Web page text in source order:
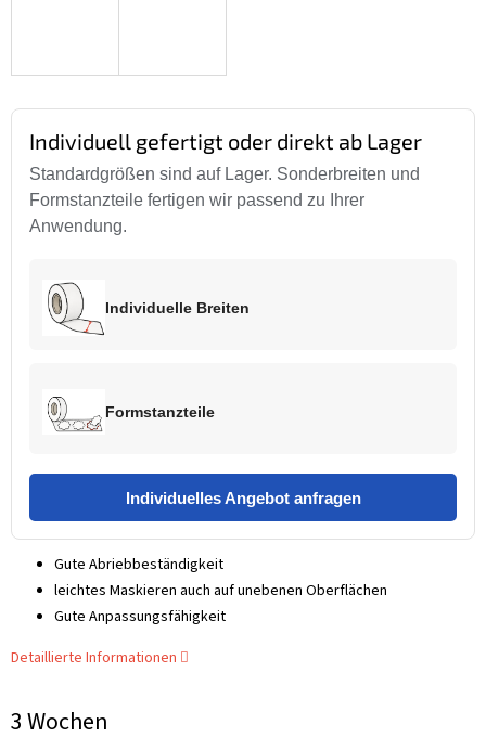
3 Wochen
Individuell gefertigt oder direkt ab Lager
Standardgrößen sind auf Lager. Sonderbreiten und
Formstanzteile fertigen wir passend zu Ihrer
Anwendung.
Individuelle Breiten
Formstanzteile
Individuelles Angebot anfragen
Gute Abriebbeständigkeit
leichtes Maskieren auch auf unebenen Oberflächen
Gute Anpassungsfähigkeit
Detaillierte Informationen